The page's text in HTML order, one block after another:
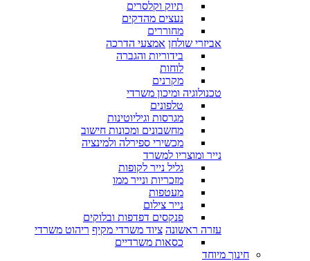
תיוק וקלסרים
נעצים מהדקים
מחוררים
אביזרי שולחן אמצעי הדרכה
בידוריות והגברה
לוחות
מקרנים
טכנולוגיה ומיכון משרדי
טלפונים
מגרסות וגיליוטינות
מחשבונים ומכונות חישוב
מכשירי ספירלה ולמינציה
נייר ומוצריו למשרד
גליל נייר לקופות
מזכריות ונייר ממו
מעטפות
נייר צילום
פנקסים דפדפות ובלוקים
עזרה ראשונה ציוד משרדי מקיף ריהוט משרדי
כסאות משרדיים
חינוך מיוחד